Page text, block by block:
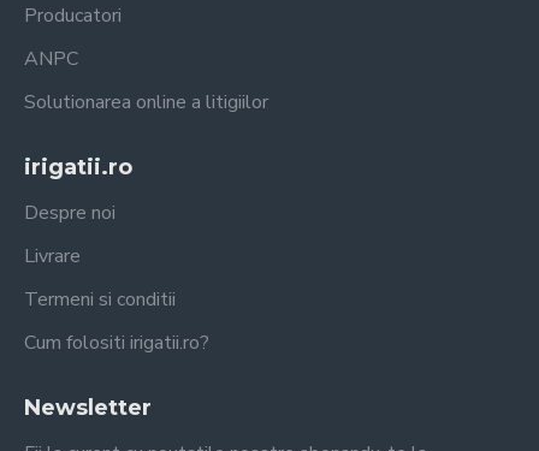
Producatori
ANPC
Solutionarea online a litigiilor
irigatii.ro
Despre noi
Livrare
Termeni si conditii
Cum folositi irigatii.ro?
Newsletter